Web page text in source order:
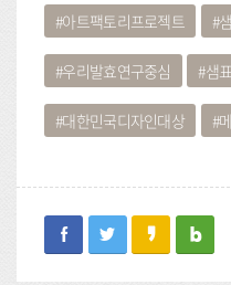
아트팩토리프로젝트
우리발효연구중심 샘
대한민국디자인대상
facebooktwitterkakaostory
blog